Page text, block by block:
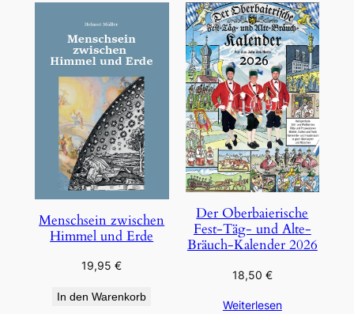
Menschsein zwischen
Himmel und Erde
19,95€
In den Warenkorb
Der Oberbaierische
Fest-Täg- und Alte-
Bräuch-Kalender 2026
18,50 €
Weiterlesen